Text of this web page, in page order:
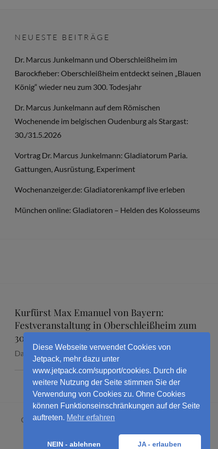
NEUESTE BEITRÄGE
Dr. Marcus Junkelmann und Oberschleißheim im
Barockfieber: Oberschleißheim entdeckt seinen „Blauen
König“ wieder neu zum 300. Todesjahr
Dr. Marcus Junkelmann auf dem Römischen
Wochenende im belgischen Oudenburg als Stargast:
30./31.5.2026
Vortrag Dr. Marcus Junkelmann: Gladiatorum Paria.
Gattungen, Ausrüstung, Experiment
Wochenanzeiger.de: Gladiatorenkampf live erleben
München online: Gladiatoren – Helden des Kolosseums
Kurfürst Max Emanuel von Bayern:
Festveranstaltung in Oberschleißheim zum
300. Todestag mit Dr. Marcus Junkelmann
Datum:16. September 2026
Copyright © 2026Dr. Marcus Junkelmann
Datenschutzerklärung
Diese Webseite verwendet Cookies von
Jetpack, mehr dazu unter
www.jetpack.com/support/cookies. Durch die
weitere Nutzung der Seite stimmen Sie der
Verwendung von Cookies zu. Ohne Cookies
können Funktionseinschränkungen auf der Seite
auftreten. Mehr erfahren
NEIN - ablehnen JA - erlauben